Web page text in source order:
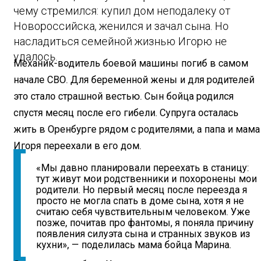
чему стремился: купил дом неподалеку от
Новороссийска, женился и зачал сына. Но
насладиться семейной жизнью Игорю не
удалось.
Механик-водитель боевой машины погиб в самом
начале СВО. Для беременной жены и для родителей
это стало страшной вестью. Сын бойца родился
спустя месяц после его гибели. Супруга осталась
жить в Оренбурге рядом с родителями, а папа и мама
Игоря переехали в его дом.
«Мы давно планировали переехать в станицу:
тут живут мои родственники и похоронены мои
родители. Но первый месяц после переезда я
просто не могла спать в доме сына, хотя я не
считаю себя чувствительным человеком. Уже
позже, почитав про фантомы, я поняла причину
появления силуэта сына и странных звуков из
кухни», — поделилась мама бойца Марина.